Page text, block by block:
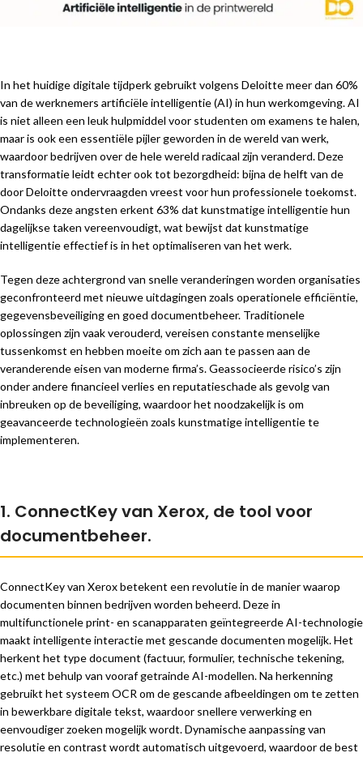
In het huidige digitale tijdperk gebruikt volgens Deloitte meer dan 60%
van de werknemers artificiële intelligentie (AI) in hun werkomgeving. AI
is niet alleen een leuk hulpmiddel voor studenten om examens te halen,
maar is ook een essentiële pijler geworden in de wereld van werk,
waardoor bedrijven over de hele wereld radicaal zijn veranderd. Deze
transformatie leidt echter ook tot bezorgdheid: bijna de helft van de
door Deloitte ondervraagden vreest voor hun professionele toekomst.
Ondanks deze angsten erkent 63% dat kunstmatige intelligentie hun
dagelijkse taken vereenvoudigt, wat bewijst dat kunstmatige
intelligentie effectief is in het optimaliseren van het werk.
Tegen deze achtergrond van snelle veranderingen worden organisaties
geconfronteerd met nieuwe uitdagingen zoals operationele efficiëntie,
gegevensbeveiliging en goed documentbeheer. Traditionele
oplossingen zijn vaak verouderd, vereisen constante menselijke
tussenkomst en hebben moeite om zich aan te passen aan de
veranderende eisen van moderne firma’s. Geassocieerde risico’s zijn
onder andere financieel verlies en reputatieschade als gevolg van
inbreuken op de beveiliging, waardoor het noodzakelijk is om
geavanceerde technologieën zoals kunstmatige intelligentie te
implementeren.
1. ConnectKey van Xerox, de tool voor
documentbeheer.
ConnectKey van Xerox betekent een revolutie in de manier waarop
documenten binnen bedrijven worden beheerd. Deze in
multifunctionele print- en scanapparaten geïntegreerde AI-technologie
maakt intelligente interactie met gescande documenten mogelijk. Het
herkent het type document (factuur, formulier, technische tekening,
etc.) met behulp van vooraf getrainde AI-modellen. Na herkenning
gebruikt het systeem OCR om de gescande afbeeldingen om te zetten
in bewerkbare digitale tekst, waardoor snellere verwerking en
eenvoudiger zoeken mogelijk wordt. Dynamische aanpassing van
resolutie en contrast wordt automatisch uitgevoerd, waardoor de best